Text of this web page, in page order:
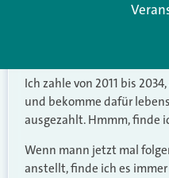
sagt:
Ich zahle von 2011 bis
und bekomme dafür
ausgezahlt. Hmmm, finde
Wenn mann jetzt mal
anstellt, finde ich es